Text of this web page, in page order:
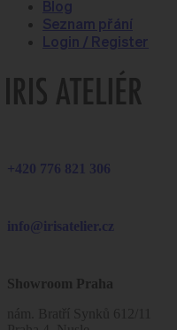
Blog
Seznam přání
Login / Register
+420 776 821 306
info@irisatelier.cz
Showroom Praha